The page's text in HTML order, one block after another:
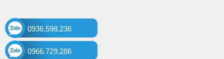
0936.598.236
0966.729.286